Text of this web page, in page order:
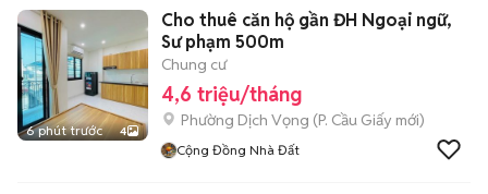
6 phút trước 4
Cho thuê căn hộ gần ĐH Ngoại ngữ,
Sư phạm 500m
Chung cư
4,6 triệu/tháng
Phường Dịch Vọng (P. Cầu Giấy mới)
Cộng Đồng Nhà Đất